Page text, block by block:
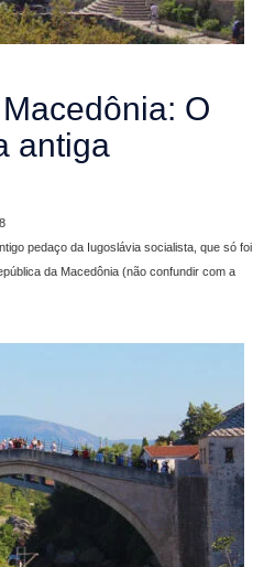
O
antiga
pedaço da Iugoslávia socialista, que só foi
da Macedônia (não confundir com a